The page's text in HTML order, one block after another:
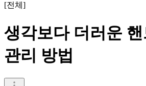
[전체 ]
생각보다 더러운
관리 방법